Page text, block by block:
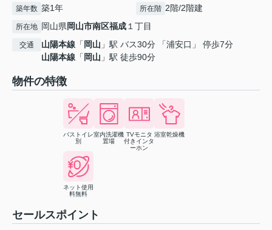
築年数 築1年 所在階 2階/2階建
所在地 岡山県岡山市南区福成１丁目
交通 山陽本線 「 岡山 」駅 バス30分 「浦安口」 停歩7分
山陽本線 「 岡山 」駅 徒歩90分
物件の特徴
バストイレ
別
室内洗濯機
置場
TVモニタ
付きインタ
ーホン
浴室乾燥機
ネット使用
料無料
セールスポイント